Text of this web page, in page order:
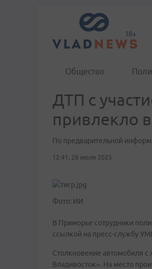
Общество
ДТП с
привлекло
По предварительной
12:41, 26 июля 2025
Фото: ИИ
В Приморье сотрудники
ссылкой на пресс-службу
Столкновение автомобиля
Владивосток». На место